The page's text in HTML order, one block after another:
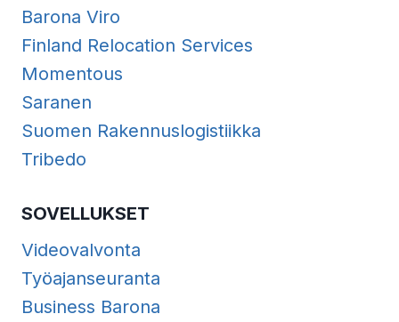
Barona Viro
Finland Relocation Services
Momentous
Saranen
Suomen Rakennuslogistiikka
Tribedo
SOVELLUKSET
Videovalvonta
Työajanseuranta
Business Barona